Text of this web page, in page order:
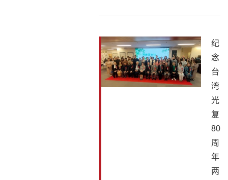
纪
念
台
湾
光
复
80
周
年
两